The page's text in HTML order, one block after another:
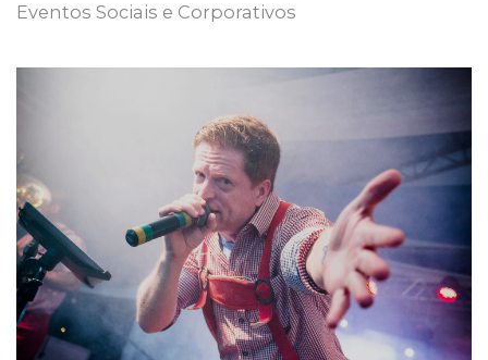
Eventos Sociais e Corporativos